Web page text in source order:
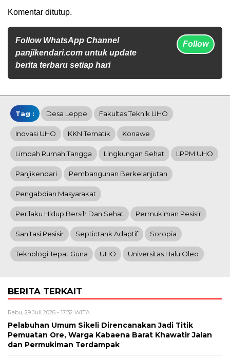
Komentar ditutup.
Follow WhatsApp Channel
panjikendari.com untuk update
berita terbaru setiap hari
Follow
Tag : Desa Leppe Fakultas Teknik UHO
Inovasi UHO KKN Tematik Konawe
Limbah Rumah Tangga Lingkungan Sehat LPPM UHO
Panjikendari Pembangunan Berkelanjutan
Pengabdian Masyarakat
Perilaku Hidup Bersih Dan Sehat Permukiman Pesisir
Sanitasi Pesisir Septictank Adaptif Soropia
Teknologi Tepat Guna UHO Universitas Halu Oleo
BERITA TERKAIT
Rabu, 29 Juli 2026 - 17:32 WITA
Pelabuhan Umum Sikeli Direncanakan Jadi Titik
Pemuatan Ore, Warga Kabaena Barat Khawatir Jalan
dan Permukiman Terdampak